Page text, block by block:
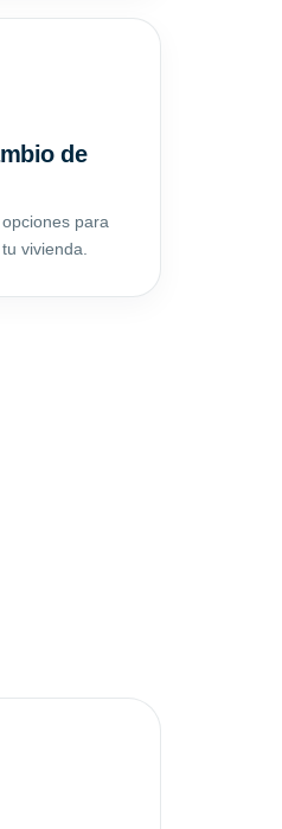
de
para
vivienda.